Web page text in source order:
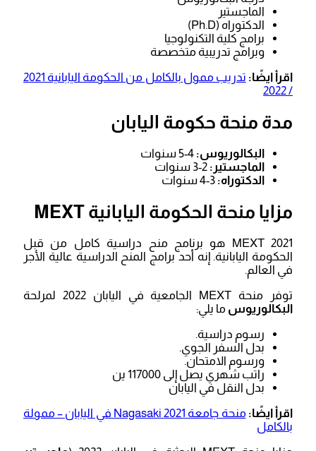
الماجستير
الدكتوراه (Ph.D)
برامج كلية التكنولوجيا
وبرامج تدريبية متخصصة
اقرأ ايضًا:
تدريب ممول بالكامل من الحكومة اليابانية 2021
/ 2022
مدة منحة حكومة اليابان
البكالوريوس:4-5 سنوات
الماجستير:2-3 سنوات
الدكتوراه:3-4 سنوات
مزايا منحة الحكومة اليابانية MEXT
MEXT 2021 هو برنامج منح دراسية كامل من قبل
الحكومة اليابانية. إنه أحد برامج المنح الدراسية عالية الأجر
في العالم.
توفر منحة MEXT الجامعية في اليابان 2022 لمرلحة
البكالوريوسما يلي:
رسوم دراسية.
بدل السفر الجوي.
ورسوم الامتحان.
راتب شهري يصل إلى 117000 ين
بدل النقل في اليابان
اقرأ ايضًا:
منحة جامعة 2021 Nagasaki في اليابان – ممولة
بالكامل